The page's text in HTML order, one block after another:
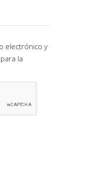
electrónico y
la